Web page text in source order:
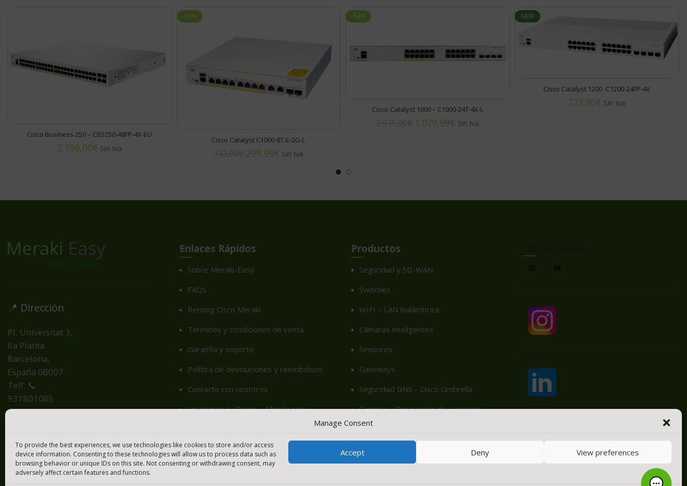
Manage Consent
To provide the best experiences, we use technologies like cookies to store and/or access
device information. Consenting to these technologies will allow us to process data such as
browsing behavior or unique IDs on this site. Not consenting or withdrawing consent, may
adversely affect certain features and functions.
Accept Deny View preferences
Cisco Business 250 – CBS250-48FP-4X-EU
€
-60%
Cisco Catalyst C1000-8T-E-2G-L
299,99€
-64%
Cisco Catalyst 1000 – C1000-24T-4X-L
1.079,99€
NEW
Cisco Catalyst 1200 -C1200-24FP-4X
€
📍 Dirección
Pl. Universitat 3,
6a Planta
Barcelona,
España 08007
Telf. 📞
931801085
Enlaces Rápidos
Sobre Meraki-Easy
FAQs
Renting Cisco Meraki
Términos y condiciones de venta
Garantía y soporte
Política de devoluciones y reembolsos
Contacte con nosotros
Igualamos tu Precio – Meraki easy
Productos
Seguridad y SD-WAN
Switches
WIFI – LAN inalámbrica
Cámaras inteligentes
Sensores
Gateways
Seguridad DNS – Cisco Umbrella
Compra y Renovación de Licencias